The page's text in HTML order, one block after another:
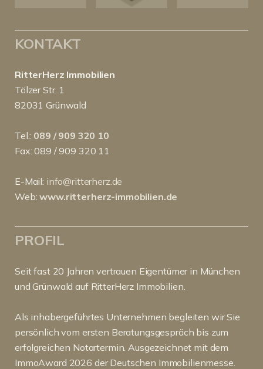
KONTAKT
RitterHerz Immobilien
Tölzer Str. 1
82031 Grünwald
Tel.: 089 / 909 320 10
Fax: 089 / 909 320 11
E-Mail: info@ritterherz.de
Web:www.ritterherz-immobilien.de
PROFIL
Seit fast 20 Jahren vertrauen Eigentümer in München
und Grünwald auf RitterHerz Immobilien.
Als inhabergeführtes Unternehmen begleiten wir Sie
persönlich vom ersten Beratungsgespräch bis zum
erfolgreichen Notartermin. Ausgezeichnet mit dem
ImmoAward 2026 der Deutschen Immobilienmesse.